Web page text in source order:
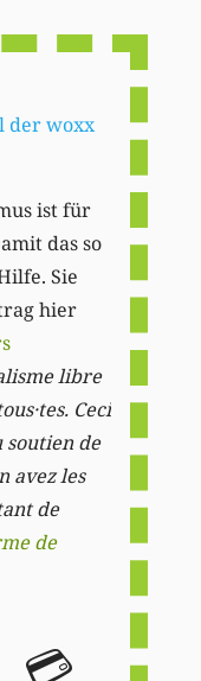
der woxx
ist für
das so
Sie
hier
libre
Ceci
soutien de
avez les
de
de
💳